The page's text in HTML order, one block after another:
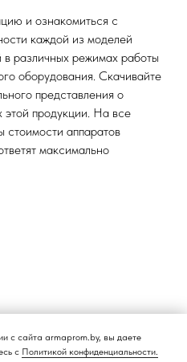
и ознакомиться с
каждой из моделей
в различных режимах работы
оборудования. Скачивайте
представления о
этой продукции. На все
стоимости аппаратов
максимально
И ОПЛАТА КОНТАКТЫ
с сайта armaprom.by, вы даете
с Политикой конфиденциальности.